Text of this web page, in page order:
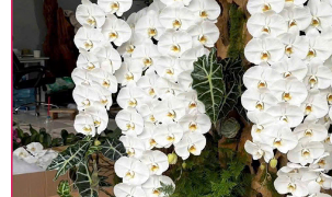
Lưu ý trước khi đặt hàng
• Về cây hoa: Một chậu hoa lan
hoàn chỉnh sẽ được phối ghép từ
và tạo dáng hoàn toàn thủ công
khác nhau đôi chút giữa sản
trên hình. Cây hoa lan còn phụ